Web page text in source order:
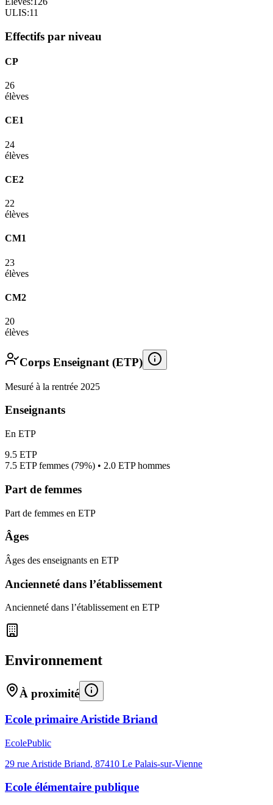
ULIS:11
Effectifs par niveau
CP
26
élèves
CE1
24
élèves
CE2
22
élèves
CM1
23
élèves
CM2
20
élèves
Corps Enseignant (ETP)
Mesuré à la rentrée 2025
Enseignants
En ETP
9.5 ETP
7.5 ETP femmes (79%) • 2.0 ETP hommes
Part de femmes
Part de femmes en ETP
Âges
Âges des enseignants en ETP
Ancienneté dans l’établissement
Ancienneté dans l’établissement en ETP
Environnement
À proximité
Ecole primaire Aristide Briand
EcolePublic
29 rue Aristide Briand, 87410 Le Palais-sur-Vienne
Ecole élémentaire publique